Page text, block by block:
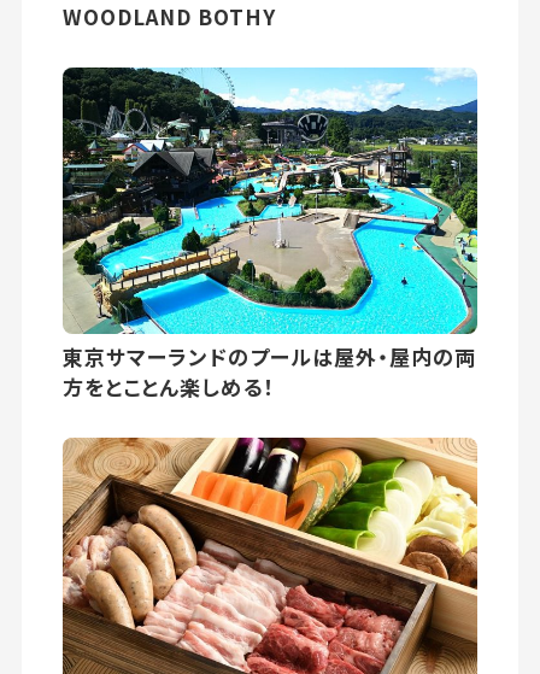
WOODLAND BOTHY
東京サマーランドのプールは屋外・屋内の両
方をとことん楽しめる！